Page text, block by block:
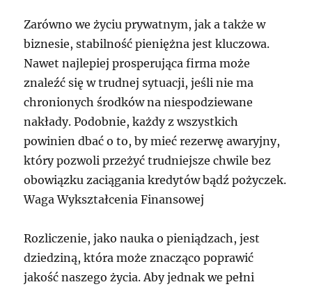
Zarówno we życiu prywatnym, jak a także w
biznesie, stabilność pieniężna jest kluczowa.
Nawet najlepiej prosperująca firma może
znaleźć się w trudnej sytuacji, jeśli nie ma
chronionych środków na niespodziewane
nakłady. Podobnie, każdy z wszystkich
powinien dbać o to, by mieć rezerwę awaryjny,
który pozwoli przeżyć trudniejsze chwile bez
obowiązku zaciągania kredytów bądź pożyczek.
Waga Wykształcenia Finansowej
Rozliczenie, jako nauka o pieniądzach, jest
dziedziną, która może znacząco poprawić
jakość naszego życia. Aby jednak we pełni